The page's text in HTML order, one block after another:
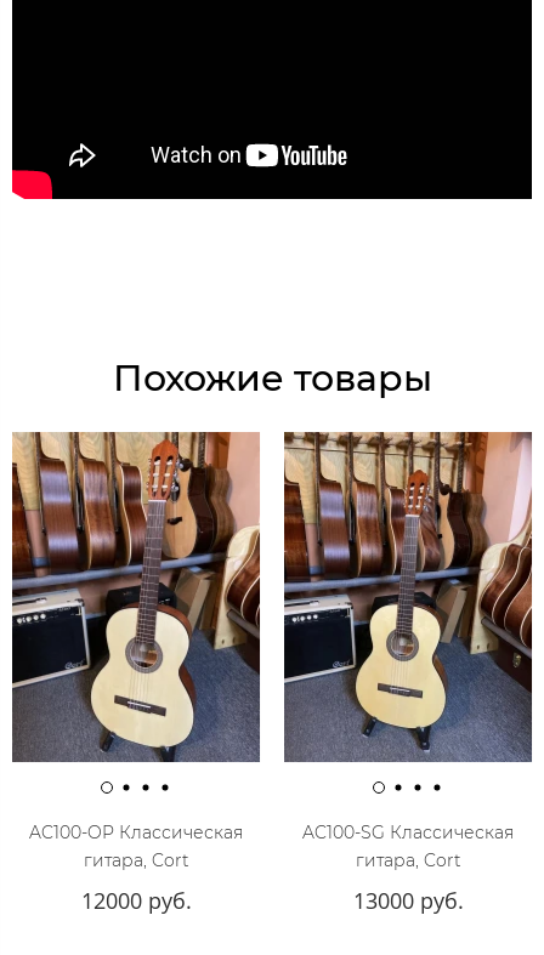
Похожие товары
AC100-OP Классическая
гитара, Cort
12000 руб.
AC100-SG Классическая
гитара, Cort
13000 руб.